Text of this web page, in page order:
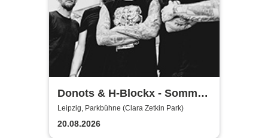
Donots & H-Blockx - Sommer
Shows 2026
Leipzig, Parkbühne (Clara Zetkin Park)
20.08.2026